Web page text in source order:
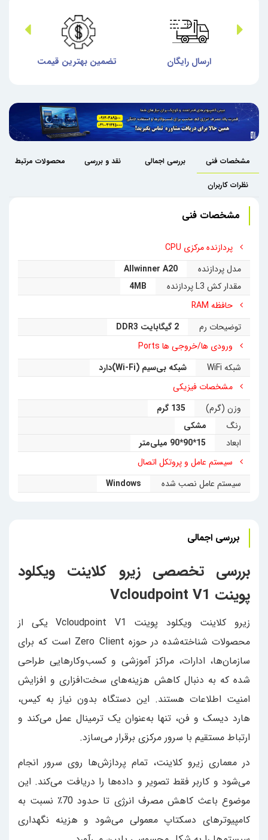
ارسال رایگان تضمین بهترین قیمت
مشخصات فنی بررسی اجمالی نقد و بررسی محصولات مرتبط
نظرات کاربران
مشخصات فنی
پردازنده مرکزی CPU
مدل پردازنده
Allwinner A20
مقدار کش L3 پردازنده
4MB
حافظه RAM
توضیحات رم
2 گیگابایت DDR3
ورودی ها/خروجی ها Ports
شبکه WiFi
شبکه بی‌سیم (Wi-Fi)دارد
مشخصات فیزیکی
وزن (گرم)
135 گرم
رنگ
مشکی
ابعاد
15*90*90 میلی‌متر
سیستم عامل و پروتکل اتصال
سیستم عامل نصب شده
Windows
بررسی اجمالی
بررسی تخصصی زیرو کلاینت ویکلود
پوینت Vcloudpoint V1
زیرو کلاینت ویکلود پوینت Vcloudpoint V1 یکی از
محصولات شناخته‌شده در حوزه Zero Client است که برای
سازمان‌ها، ادارات، مراکز آموزشی و کسب‌وکارهایی طراحی
شده که به دنبال کاهش هزینه‌های سخت‌افزاری و افزایش
امنیت اطلاعات هستند. این دستگاه بدون نیاز به کیس،
هارد دیسک و فن، تنها به‌عنوان یک ترمینال عمل می‌کند و
ارتباط مستقیم با سرور مرکزی برقرار می‌سازد.
در معماری زیرو کلاینت، تمام پردازش‌ها روی سرور انجام
می‌شود و کاربر فقط تصویر و داده‌ها را دریافت می‌کند. این
موضوع باعث کاهش مصرف انرژی تا حدود 70٪ نسبت به
کامپیوترهای دسکتاپ معمولی می‌شود و هزینه نگهداری